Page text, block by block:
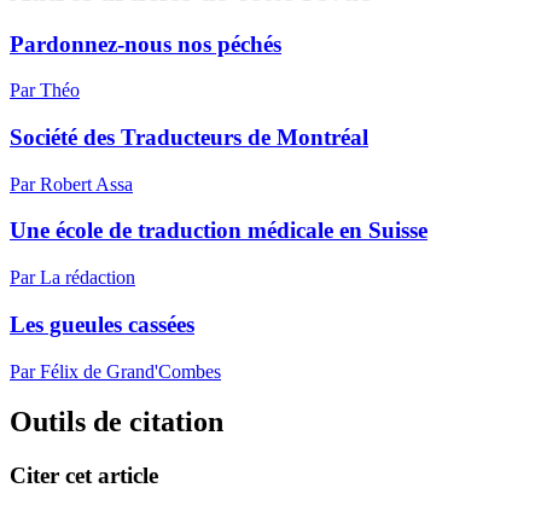
Pardonnez-nous nos péchés
Par Théo
Société des Traducteurs de Montréal
Par Robert Assa
Une école de traduction médicale en Suisse
Par La rédaction
Les gueules cassées
Par Félix de Grand'Combes
Outils de citation
Citer cet article